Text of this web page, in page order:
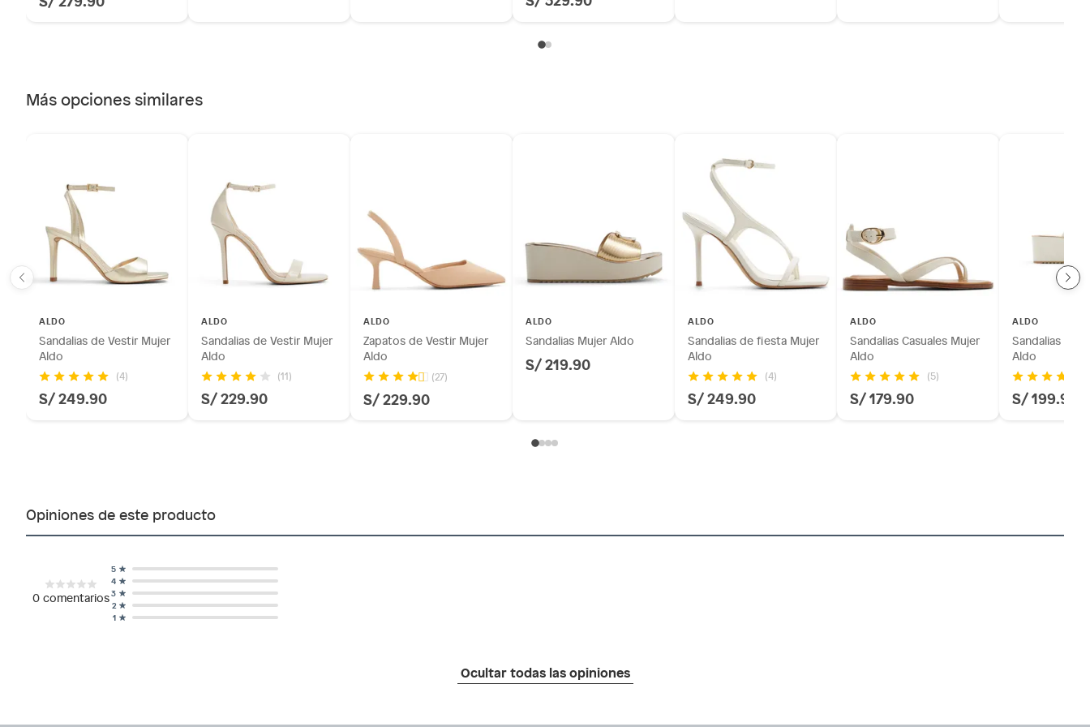
Más opciones similares
ALDO
Sandalias de Vestir Mujer
Aldo
(4)
S/ 249.90
ALDO
Sandalias de Vestir Mujer
Aldo
(11)
S/ 229.90
ALDO
Zapatos de Vestir Mujer
Aldo
(27)
S/ 229.90
ALDO
Sandalias Mujer Aldo
S/ 219.90
ALDO
Sandalias de fiesta Mujer
Aldo
(4)
S/ 249.90
ALDO
Sandalias Casuales Mujer
Aldo
(5)
S/ 179.90
ALDO
Sandalias
Aldo
S/ 199.90
Opiniones de este producto
0 comentarios
1
2
3
4
5
Ocultar todas las opiniones